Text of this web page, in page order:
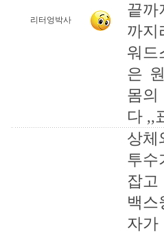
리터엉박사
끝까
까지
워드
은
몸의
다 ,,
상
투수
잡고
백스
자